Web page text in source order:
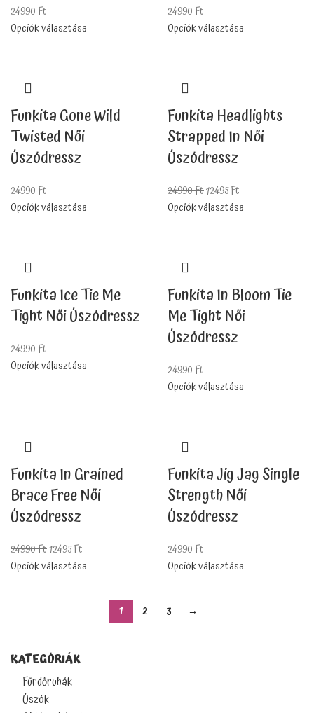
KATEGÓRIÁK
Fürdőruhák
Úszók
24990 Ft
Opciók választása
24990 Ft
Opciók választása
Funkita Gone Wild
Twisted Női
Úszódressz
24990 Ft
Opciók választása
Funkita Headlights
Strapped In Női
Úszódressz
24990Ft12495Ft
Opciók választása
Funkita Ice Tie Me
Tight Női Úszódressz
24990 Ft
Opciók választása
Funkita In Bloom Tie
Me Tight Női
Úszódressz
24990 Ft
Opciók választása
Funkita In Grained
Brace Free Női
Úszódressz
24990Ft12495Ft
Opciók választása
Funkita Jig Jag Single
Strength Női
Úszódressz
24990 Ft
Opciók választása
1 2 3 →